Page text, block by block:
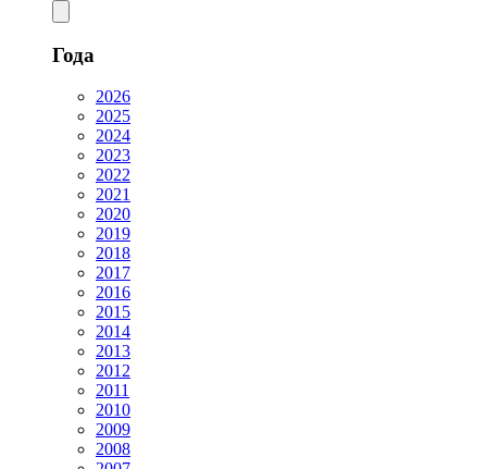
Года
2026
2025
2024
2023
2022
2021
2020
2019
2018
2017
2016
2015
2014
2013
2012
2011
2010
2009
2008